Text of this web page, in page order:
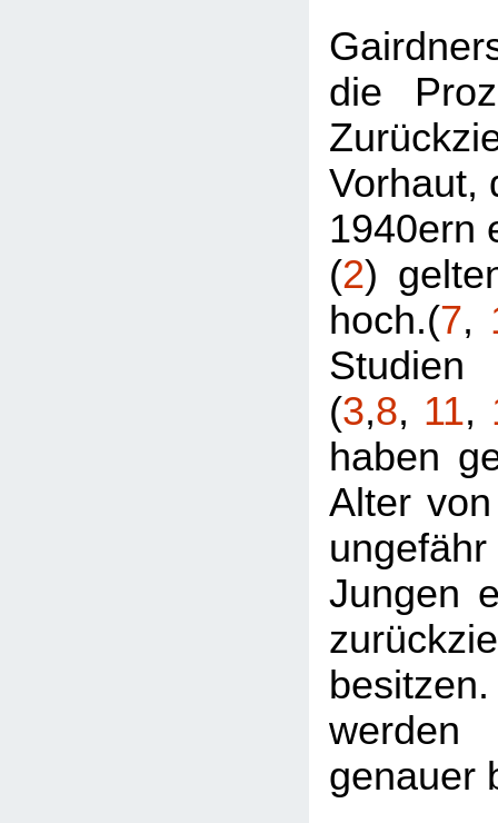
die
Vorhaut,
1940ern
(2)
hoch.(7,
Studien
(3,8, 11,
haben
Alter
Jungen
werden
genauer